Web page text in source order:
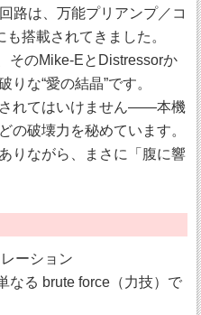
路は、万能プリアンプ／コ
搭載されてきました。
そのMike-EとDistressorか
な“愛の結晶”です。
れてはいけません――本機
の破壊力を秘めています。
りながら、まさに「腹に響
ーション
なる brute force（力技）で